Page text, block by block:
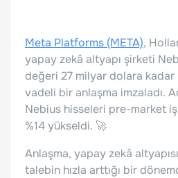
Meta Platforms (META),
yapay zekâ altyapı şirketi
değeri 27 milyar dolara
vadeli bir anlaşma imzaladı.
Nebius hisseleri pre-market
%14 yükseldi. 🚀
Anlaşma, yapay zekâ
talebin hızla arttığı bir